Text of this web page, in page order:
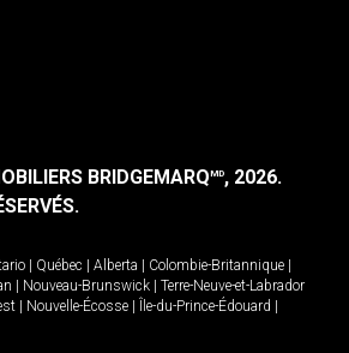
BRIDGEMARQMD, 2026.
| Québec | Alberta | Colombie-Britannique |
| Nouveau-Brunswick | Terre-Neuve-et-Labrador
| Nouvelle-Écosse | Île-du-Prince-Édouard |